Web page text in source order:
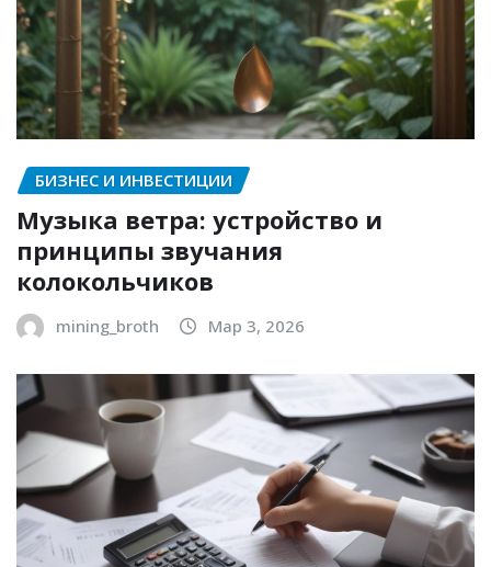
БИЗНЕС И ИНВЕСТИЦИИ
Музыка ветра: устройство и
принципы звучания
колокольчиков
mining_broth Мар 3, 2026